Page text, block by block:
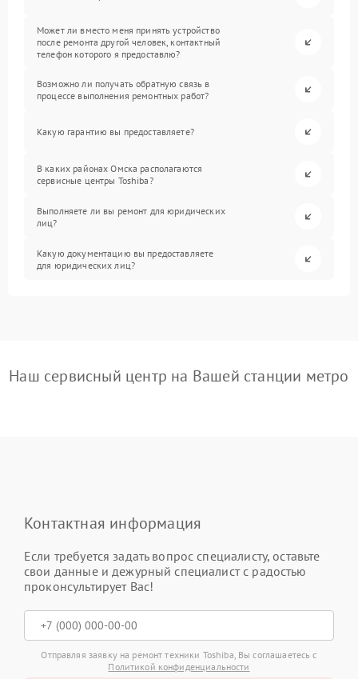
Может ли вместо меня принять устройство
после ремонта другой человек, контактный
телефон которого я предоставлю?
Возможно ли получать обратную связь в
процессе выполнения ремонтных работ?
Какую гарантию вы предоставляете?
В каких районах Омска располагаются
сервисные центры Toshiba?
Выполняете ли вы ремонт для юридических
лиц?
Какую документацию вы предоставляете
для юридических лиц?
Наш сервисный центр на Вашей станции метро
Контактная информация
Если требуется задать вопрос специалисту, оставьте
свои данные и дежурный специалист с радостью
проконсультирует Вас!
Отправляя заявку на ремонт техники Toshiba, Вы соглашаетесь с
Политикой конфиденциальности